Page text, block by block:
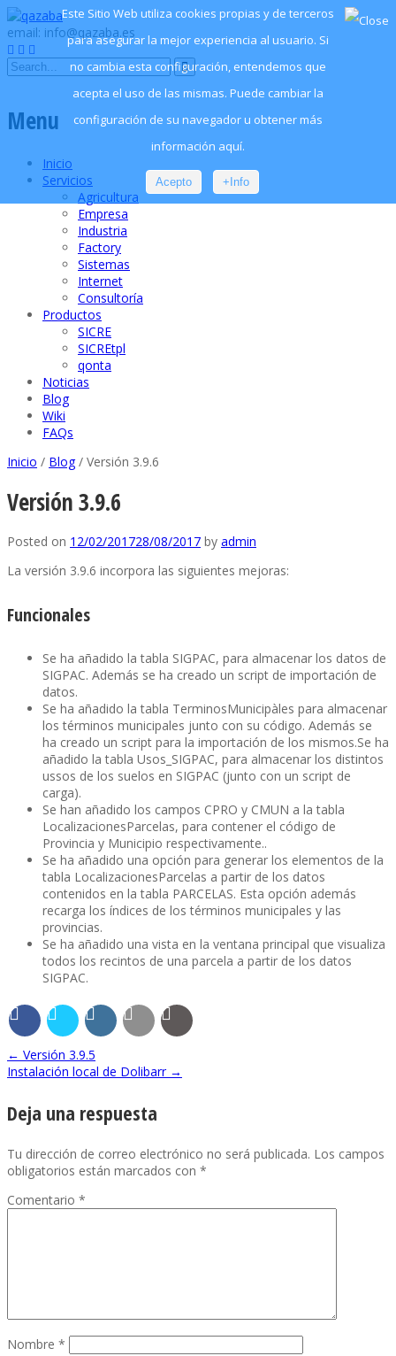
email: info@qazaba.es
Menu
Inicio
Servicios
Agricultura
Empresa
Industria
Factory
Sistemas
Internet
Consultoría
Productos
SICRE
SICREtpl
qonta
Noticias
Blog
Wiki
FAQs
Inicio / Blog/ Versión 3.9.6
Versión 3.9.6
Posted on 12/02/201728/08/2017 by admin
La versión 3.9.6 incorpora las siguientes mejoras:
Funcionales
Se ha añadido la tabla SIGPAC, para almacenar los datos de
SIGPAC. Además se ha creado un script de importación de
datos.
Se ha añadido la tabla TerminosMunicipàles para almacenar
los términos municipales junto con su código. Además se
ha creado un script para la importación de los mismos.Se ha
añadido la tabla Usos_SIGPAC, para almacenar los distintos
ussos de los suelos en SIGPAC (junto con un script de
carga).
Se han añadido los campos CPRO y CMUN a la tabla
LocalizacionesParcelas, para contener el código de
Provincia y Municipio respectivamente..
Se ha añadido una opción para generar los elementos de la
tabla LocalizacionesParcelas a partir de los datos
contenidos en la tabla PARCELAS. Esta opción además
recarga los índices de los términos municipales y las
provincias.
Se ha añadido una vista en la ventana principal que visualiza
todos los recintos de una parcela a partir de los datos
SIGPAC.
← Versión 3.9.5
Instalación local de Dolibarr →
Deja una respuesta
Tu dirección de correo electrónico no será publicada. Los campos
obligatorios están marcados con *
Comentario *
Nombre *
Este Sitio Web utiliza cookies propias y de terceros
para asegurar la mejor experiencia al usuario. Si
no cambia esta configuración, entendemos que
acepta el uso de las mismas. Puede cambiar la
configuración de su navegador u obtener más
información aquí.
Acepto +Info